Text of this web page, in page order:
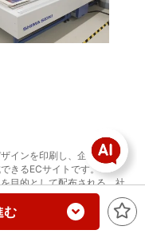
む
インを印刷し、企業向けの
きるECサイトです。
目的として配布される、社
スタイルは激安かつ短納期
可能です。
で、見積もり・納期・在庫数